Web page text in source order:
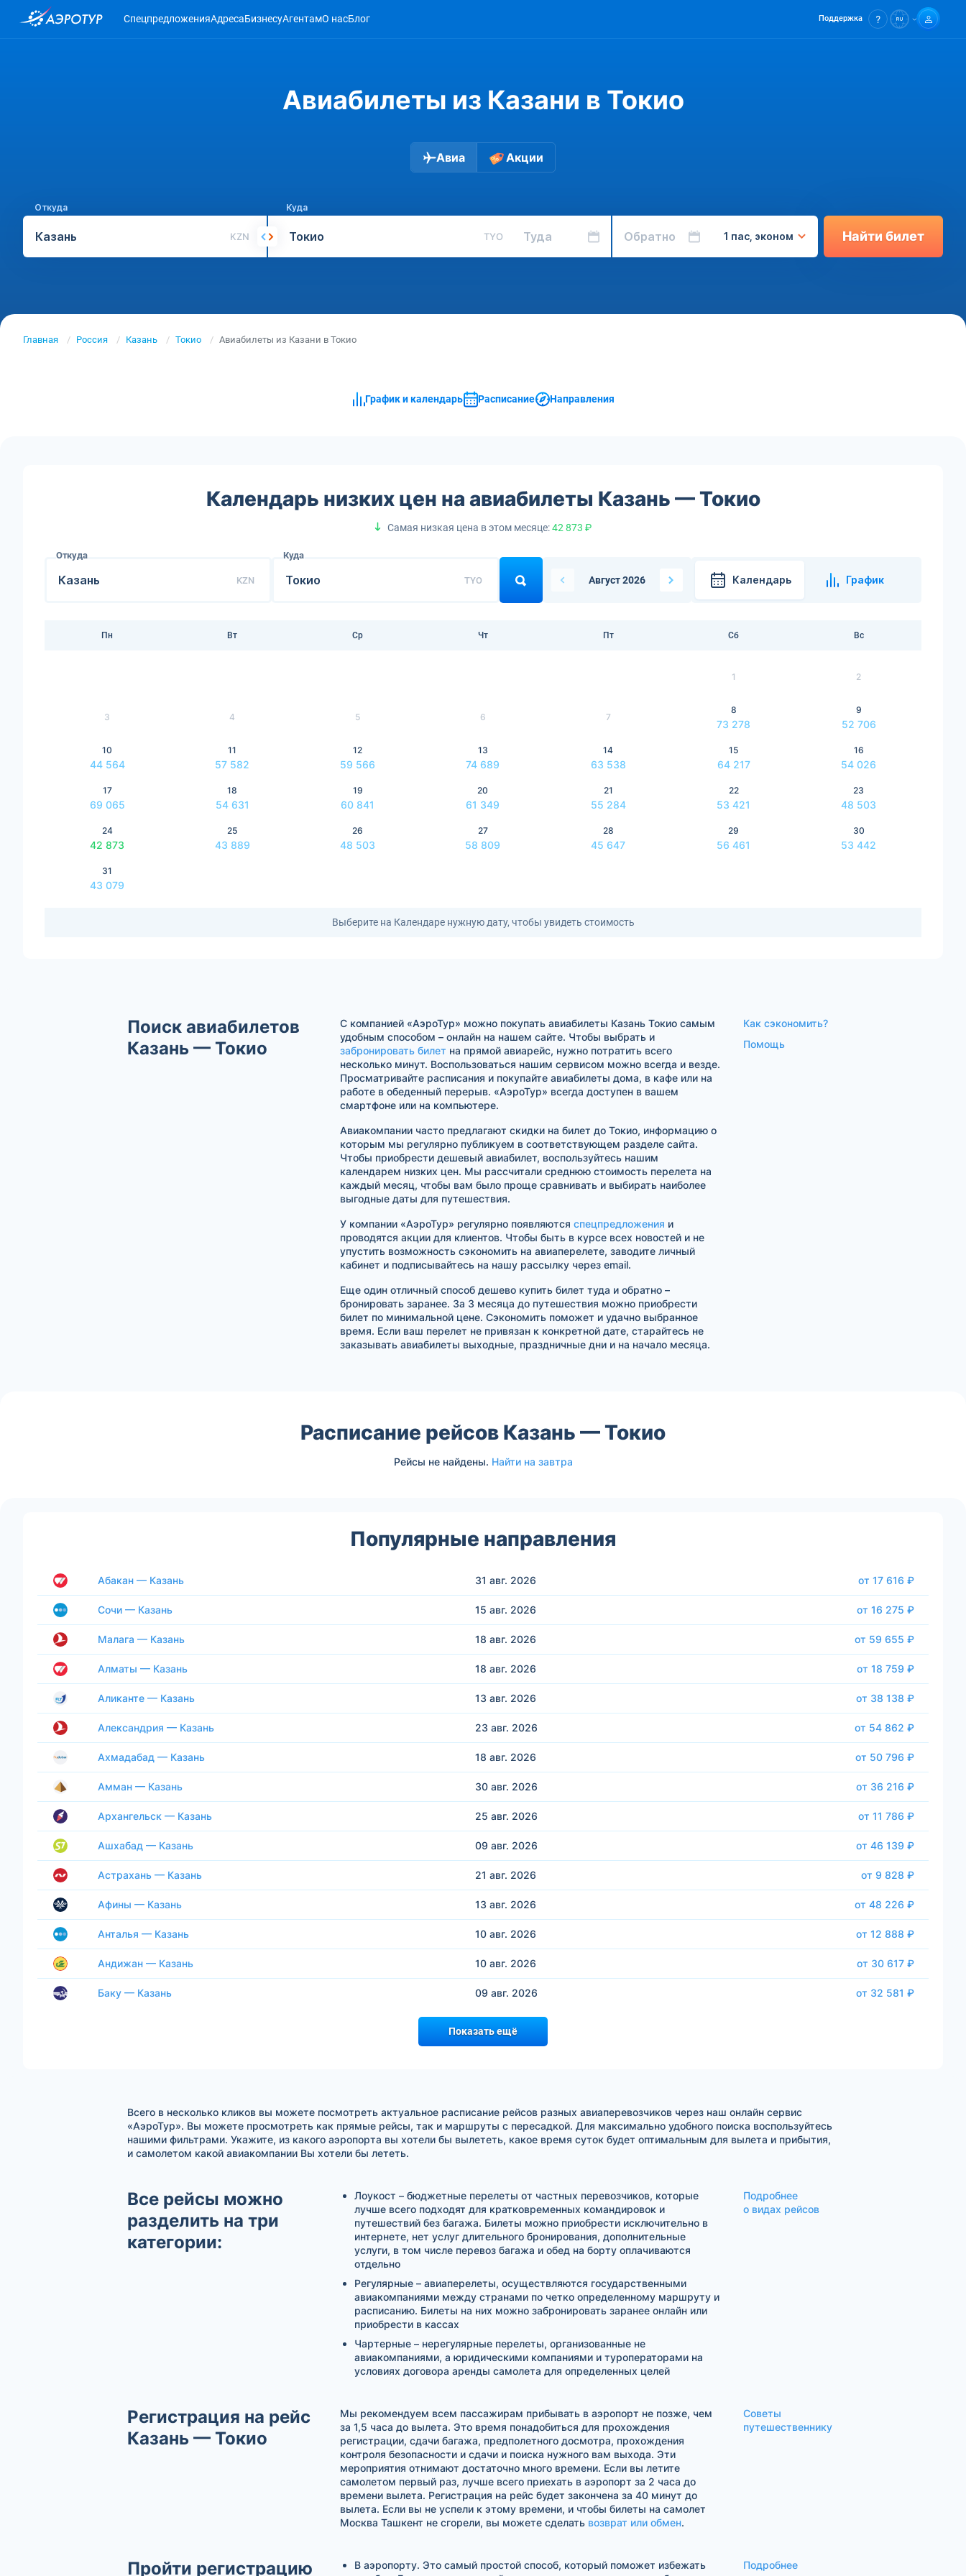
СпецпредложенияАдресаБизнесуАгентамО насБлог Поддержка
Авиабилеты из Казани в Токио
Авиа Акции
Откуда
KZN
Куда
TYO Туда Обратно 1 пас, эконом Найти билет
Главная Россия Казань Токио Авиабилеты из Казани в Токио
График и календарь Расписание Направления
Календарь низких цен на авиабилеты Казань — Токио
Самая низкая цена в этом месяце:42 873 ₽
Откуда
KZN
Куда
TYO Август 2026 Календарь График
Пн Вт Ср Чт Пт Сб Вс
1 2
3 4 5 6 7
8
73 278
9
52 706
10
44 564
11
57 582
12
59 566
13
74 689
14
63 538
15
64 217
16
54 026
17
69 065
18
54 631
19
60 841
20
61 349
21
55 284
22
53 421
23
48 503
24
42 873
25
43 889
26
48 503
27
58 809
28
45 647
29
56 461
30
53 442
31
43 079
Выберите на Календаре нужную дату, чтобы увидеть стоимость
Поиск авиабилетов
Казань — Токио
С компанией «АэроТур» можно покупать авиабилеты Казань Токио самым
удобным способом – онлайн на нашем сайте. Чтобы выбрать и
забронировать билет на прямой авиарейс, нужно потратить всего
несколько минут. Воспользоваться нашим сервисом можно всегда и везде.
Просматривайте расписания и покупайте авиабилеты дома, в кафе или на
работе в обеденный перерыв. «АэроТур» всегда доступен в вашем
смартфоне или на компьютере.
Авиакомпании часто предлагают скидки на билет до Токио, информацию о
которым мы регулярно публикуем в соответствующем разделе сайта.
Чтобы приобрести дешевый авиабилет, воспользуйтесь нашим
календарем низких цен. Мы рассчитали среднюю стоимость перелета на
каждый месяц, чтобы вам было проще сравнивать и выбирать наиболее
выгодные даты для путешествия.
У компании «АэроТур» регулярно появляются спецпредложения и
проводятся акции для клиентов. Чтобы быть в курсе всех новостей и не
упустить возможность сэкономить на авиаперелете, заводите личный
кабинет и подписывайтесь на нашу рассылку через email.
Еще один отличный способ дешево купить билет туда и обратно –
бронировать заранее. За 3 месяца до путешествия можно приобрести
билет по минимальной цене. Сэкономить поможет и удачно выбранное
время. Если ваш перелет не привязан к конкретной дате, старайтесь не
заказывать авиабилеты выходные, праздничные дни и на начало месяца.
Как сэкономить?
Помощь
Расписание рейсов Казань — Токио
Рейсы не найдены. Найти на завтра
Популярные направления
Абакан — Казань 31 авг. 2026 от 17 616 ₽
Сочи — Казань 15 авг. 2026 от 16 275 ₽
Малага — Казань 18 авг. 2026 от 59 655 ₽
Алматы — Казань 18 авг. 2026 от 18 759 ₽
Аликанте — Казань 13 авг. 2026 от 38 138 ₽
Александрия — Казань 23 авг. 2026 от 54 862 ₽
Ахмадабад — Казань 18 авг. 2026 от 50 796 ₽
Амман — Казань 30 авг. 2026 от 36 216 ₽
Архангельск — Казань 25 авг. 2026 от 11 786 ₽
Ашхабад — Казань 09 авг. 2026 от 46 139 ₽
Астрахань — Казань 21 авг. 2026 от 9 828 ₽
Афины — Казань 13 авг. 2026 от 48 226 ₽
Анталья — Казань 10 авг. 2026 от 12 888 ₽
Андижан — Казань 10 авг. 2026 от 30 617 ₽
Баку — Казань 09 авг. 2026 от 32 581 ₽
Показать ещё
Всего в несколько кликов вы можете посмотреть актуальное расписание рейсов разных авиаперевозчиков через наш онлайн сервис
«АэроТур». Вы можете просмотреть как прямые рейсы, так и маршруты с пересадкой. Для максимально удобного поиска воспользуйтесь
нашими фильтрами. Укажите, из какого аэропорта вы хотели бы вылететь, какое время суток будет оптимальным для вылета и прибытия,
и самолетом какой авиакомпании Вы хотели бы лететь.
Все рейсы можно
разделить на три
категории:
Лоукост – бюджетные перелеты от частных перевозчиков, которые
лучше всего подходят для кратковременных командировок и
путешествий без багажа. Билеты можно приобрести исключительно в
интернете, нет услуг длительного бронирования, дополнительные
услуги, в том числе перевоз багажа и обед на борту оплачиваются
отдельно
Регулярные – авиаперелеты, осуществляются государственными
авиакомпаниями между странами по четко определенному маршруту и
расписанию. Билеты на них можно забронировать заранее онлайн или
приобрести в кассах
Чартерные – нерегулярные перелеты, организованные не
авиакомпаниями, а юридическими компаниями и туроператорами на
условиях договора аренды самолета для определенных целей
Подробнее
о видах рейсов
Регистрация на рейс
Казань — Токио
Мы рекомендуем всем пассажирам прибывать в аэропорт не позже, чем
за 1,5 часа до вылета. Это время понадобиться для прохождения
регистрации, сдачи багажа, предполетного досмотра, прохождения
контроля безопасности и сдачи и поиска нужного вам выхода. Эти
мероприятия отнимают достаточно много времени. Если вы летите
самолетом первый раз, лучше всего приехать в аэропорт за 2 часа до
времени вылета. Регистрация на рейс будет закончена за 40 минут до
вылета. Если вы не успели к этому времени, и чтобы билеты на самолет
Москва Ташкент не сгорели, вы можете сделать возврат или обмен.
Советы
путешественнику
Пройти регистрацию
В аэропорту. Это самый простой способ, который поможет избежать
Подробнее